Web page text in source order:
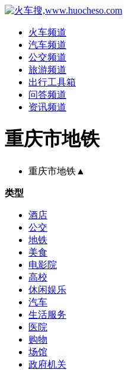
火车频道
汽车频道
公交频道
旅游频道
出行工具箱
问答频道
资讯频道
重庆市地铁
重庆市地铁 ▲
类型
酒店
公交
地铁
美食
电影院
高校
休闲娱乐
汽车
生活服务
医院
购物
场馆
政府机关